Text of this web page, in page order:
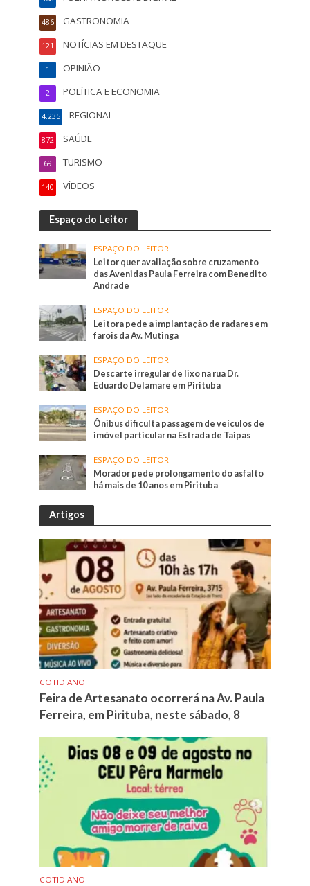
GASTRONOMIA
486
NOTÍCIAS EM DESTAQUE
121
OPINIÃO
1
POLÍTICA E ECONOMIA
2
REGIONAL
4.235
SAÚDE
872
TURISMO
69
VÍDEOS
140
Espaço do Leitor
ESPAÇO DO LEITOR
Leitor quer avaliação sobre cruzamento
das Avenidas Paula Ferreira com Benedito
Andrade
ESPAÇO DO LEITOR
Leitora pede a implantação de radares em
farois da Av. Mutinga
ESPAÇO DO LEITOR
Descarte irregular de lixo na rua Dr.
Eduardo Delamare em Pirituba
ESPAÇO DO LEITOR
Ônibus dificulta passagem de veículos de
imóvel particular na Estrada de Taipas
ESPAÇO DO LEITOR
Morador pede prolongamento do asfalto
há mais de 10 anos em Pirituba
Artigos
COTIDIANO
Feira de Artesanato ocorrerá na Av. Paula
Ferreira, em Pirituba, neste sábado, 8
COTIDIANO